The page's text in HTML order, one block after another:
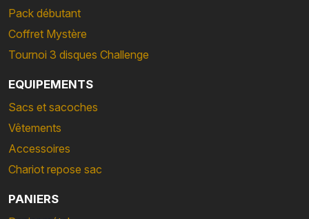
Pack débutant
Coffret Mystère
Tournoi 3 disques Challenge
EQUIPEMENTS
Sacs et sacoches
Vêtements
Accessoires
Chariot repose sac
PANIERS